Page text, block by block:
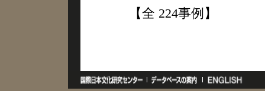
【全 224事例】